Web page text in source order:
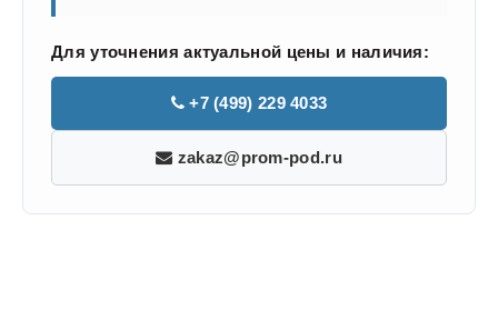
Для уточнения актуальной цены и наличия:
+7 (499) 229 4033
zakaz@prom-pod.ru